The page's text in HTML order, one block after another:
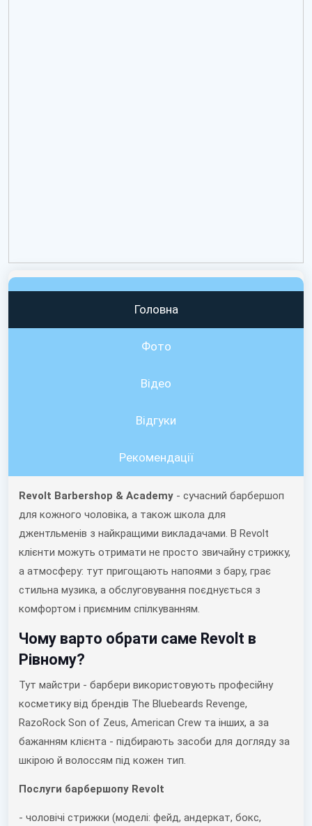
Головна
Фото
Відео
Вiдгуки
Рекомендації
Revolt Barbershop & Academy - сучасний барбершоп
для кожного чоловіка, а також школа для
джентльменів з найкращими викладачами. В Revolt
клієнти можуть отримати не просто звичайну стрижку,
а атмосферу: тут пригощають напоями з бару, грає
стильна музика, а обслуговування поєднується з
комфортом і приємним спілкуванням.
Чому варто обрати саме Revolt в
Рівному?
Тут майстри - барбери використовують професійну
косметику від брендів The Bluebeards Revenge,
RazoRock Son of Zeus, American Crew та інших, а за
бажанням клієнта - підбирають засоби для догляду за
шкірою й волоссям під кожен тип.
Послуги барбершопу Revolt
- чоловічі стрижки (моделі: фейд, андеркат, бокс,